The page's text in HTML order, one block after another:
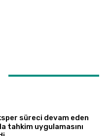
süreci devam eden
tahkim uygulamasını